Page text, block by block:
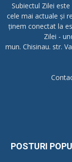
Subiectul Zilei
cele mai actuale și
ținem conectat la
Zilei -
mun. Chisinau. str.
POSTURI